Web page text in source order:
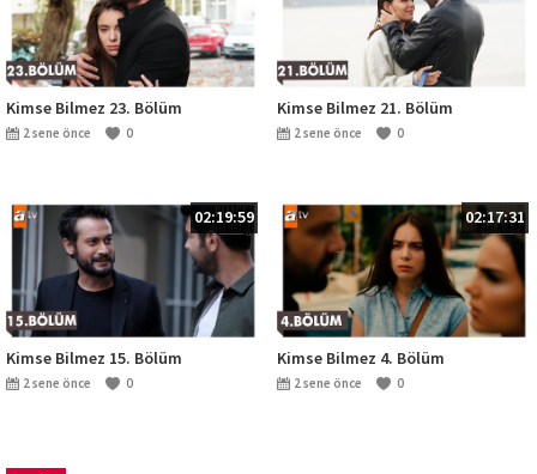
Kimse Bilmez 23. Bölüm
2 sene önce 0
Kimse Bilmez 21. Bölüm
2 sene önce 0
02:19:59
Kimse Bilmez 15. Bölüm
2 sene önce 0
02:17:31
Kimse Bilmez 4. Bölüm
2 sene önce 0